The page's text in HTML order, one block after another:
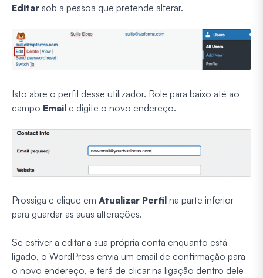
Editar sob a pessoa que pretende alterar.
Isto abre o perfil desse utilizador. Role para baixo até ao
campo Email e digite o novo endereço.
Prossiga e clique em Atualizar Perfil na parte inferior
para guardar as suas alterações.
Se estiver a editar a sua própria conta enquanto está
ligado, o WordPress envia um email de confirmação para
o novo endereço, e terá de clicar na ligação dentro dele